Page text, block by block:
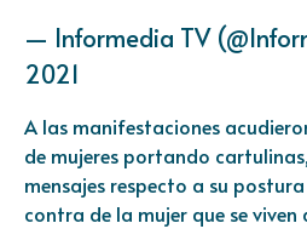
— Informedia TV
2021
A las manifestaciones
de mujeres portando
mensajes respecto a su
contra de la mujer que se viven